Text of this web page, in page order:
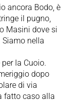
ancora Bodo, è
il pugno,
Masini dove si
nella
la Cuoio.
dopo
di via
fatto caso alla